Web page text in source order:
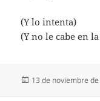
(Y lo intenta)
(Y no le cabe en
Publicado
13 de noviembre